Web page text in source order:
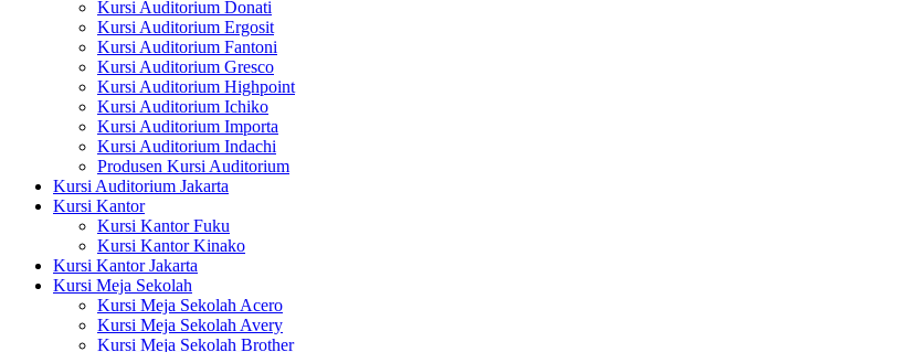
Kursi Auditorium Donati
Kursi Auditorium Ergosit
Kursi Auditorium Fantoni
Kursi Auditorium Gresco
Kursi Auditorium Highpoint
Kursi Auditorium Ichiko
Kursi Auditorium Importa
Kursi Auditorium Indachi
Produsen Kursi Auditorium
Kursi Auditorium Jakarta
Kursi Kantor
Kursi Kantor Fuku
Kursi Kantor Kinako
Kursi Kantor Jakarta
Kursi Meja Sekolah
Kursi Meja Sekolah Acero
Kursi Meja Sekolah Avery
Kursi Meja Sekolah Brother